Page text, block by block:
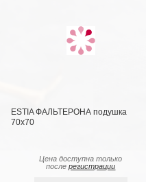
ESTIA ФАЛЬТЕРОНА подушка
70х70
Цена доступна только
послерегистрации